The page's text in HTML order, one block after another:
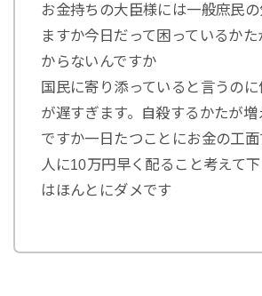
お金持ちの大臣様には一般庶民
ますか️今日だって困っているか
からないんですか
国民に寄り添っていると言うの
が遅すぎます。自殺するかたが増
ですか️一日たつことにお金の工面
人に10万円早く配ること考えて
はほんとにダメです